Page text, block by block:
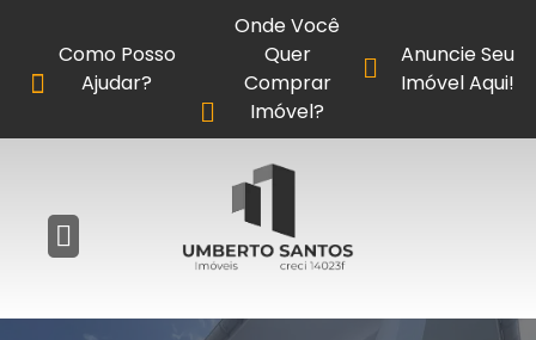
Anuncie Seu
Imóvel Aqui!
Como Posso
Ajudar?
Onde Você
Quer
Comprar
Imóvel?